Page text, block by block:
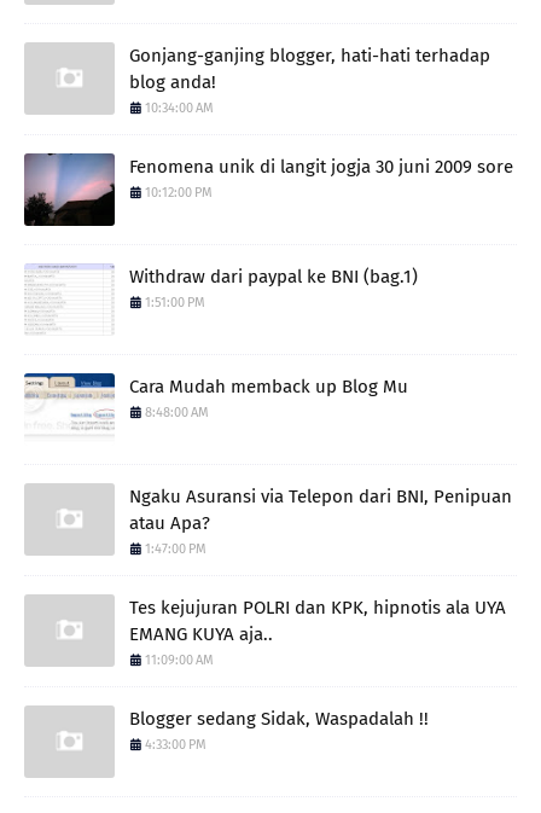
Gonjang-ganjing blogger, hati-hati terhadap
blog anda!
10:34:00 AM
Fenomena unik di langit jogja 30 juni 2009 sore
10:12:00 PM
Withdraw dari paypal ke BNI (bag.1)
1:51:00 PM
Cara Mudah memback up Blog Mu
8:48:00 AM
Ngaku Asuransi via Telepon dari BNI, Penipuan
atau Apa?
1:47:00 PM
Tes kejujuran POLRI dan KPK, hipnotis ala UYA
EMANG KUYA aja..
11:09:00 AM
Blogger sedang Sidak, Waspadalah !!
4:33:00 PM